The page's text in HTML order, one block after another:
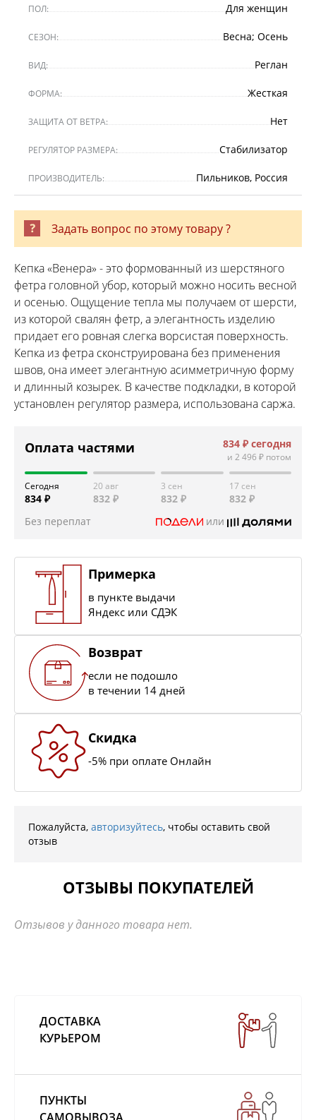
ПОЛ: Для женщин
СЕЗОН: Весна; Осень
ВИД: Реглан
ФОРМА: Жесткая
ЗАЩИТА ОТ ВЕТРА: Нет
РЕГУЛЯТОР РАЗМЕРА: Стабилизатор
ПРОИЗВОДИТЕЛЬ: Пильников, Россия
Задать вопрос по этому товару ?
Кепка «Венера» - это формованный из шерстяного
фетра головной убор, который можно носить весной
и осенью. Ощущение тепла мы получаем от шерсти,
из которой свалян фетр, а элегантность изделию
придает его ровная слегка ворсистая поверхность.
Кепка из фетра сконструирована без применения
швов, она имеет элегантную асимметричную форму
и длинный козырек. В качестве подкладки, в которой
установлен регулятор размера, использована саржа.
Оплата частями 834 ₽ сегодня
и 2 496 ₽ потом
Сегодня
834 ₽
20 авг
832 ₽
3 сен
832 ₽
17 сен
832 ₽
Без переплат
или
Примерка
в пункте выдачи
Яндекс или СДЭК
Возврат
если не подошло
в течении 14 дней
Скидка
-5% при оплате Онлайн
Пожалуйста, авторизуйтесь, чтобы оставить свой
отзыв
ОТЗЫВЫ ПОКУПАТЕЛЕЙ
Отзывов у данного товара нет.
ДОСТАВКА
КУРЬЕРОМ
ПУНКТЫ
САМОВЫВОЗА